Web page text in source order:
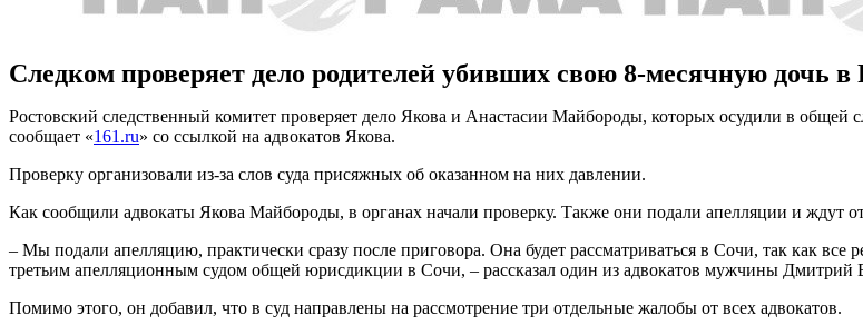
Следком проверяет дело родителей убивших свою 8-месячную дочь в
Ростовский следственный комитет проверяет дело Якова и Анастасии Майбороды, которых осудили в общей
сообщает «161.ru» со ссылкой на адвокатов Якова.
Проверку организовали из-за слов суда присяжных об оказанном на них давлении.
Как сообщили адвокаты Якова Майбороды, в органах начали проверку. Также они подали апелляции и ждут
– Мы подали апелляцию, практически сразу после приговора. Она будет рассматриваться в Сочи, так как
третьим апелляционным судом общей юрисдикции в Сочи, – рассказал один из адвокатов мужчины Дмитрий
Помимо этого, он добавил, что в суд направлены на рассмотрение три отдельные жалобы от всех адвокатов.